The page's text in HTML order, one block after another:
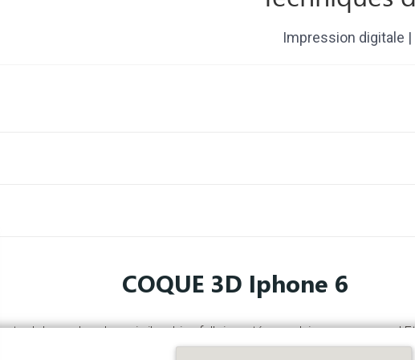
Impression digitale
COQUE 3D Iphone 6
Iphone dans la main il va bien falloir protéger celui que vous avez !
et à votre Apple !